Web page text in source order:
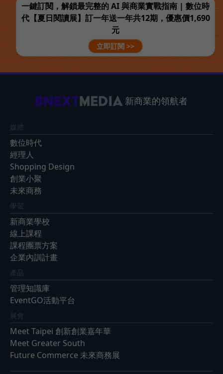
一鍵訂閱，解鎖最完整的 AI 與商業實戰指南 | 數位時
代【夏日閱讀展】訂一年送一年共12期，優惠價1,690
元
立即訂閱 >>
新商業的領航者
媒體
數位時代
經理人
Shopping Design
創業小聚
未來商務
學習
新商業學校
線上課程
課程團票方案
企業內訓計畫
產品
管理知識庫
EventGO活動平台
展會
Meet Taipei 創新創業嘉年華
Meet Greater South
Future Commerce 未來商務展